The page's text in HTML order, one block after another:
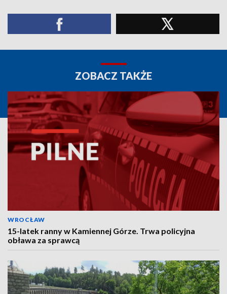
ZOBACZ TAKŻE
WROCŁAW
15-latek ranny w Kamiennej Górze. Trwa policyjna
obława za sprawcą